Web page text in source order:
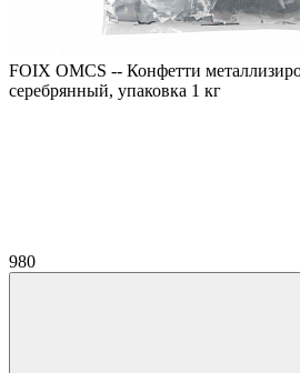
FOIX OMCS -- Конфетти
серебрянный, упаковка 1 кг
980